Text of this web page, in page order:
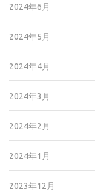
2024年6月
2024年5月
2024年4月
2024年3月
2024年2月
2024年1月
2023年12月